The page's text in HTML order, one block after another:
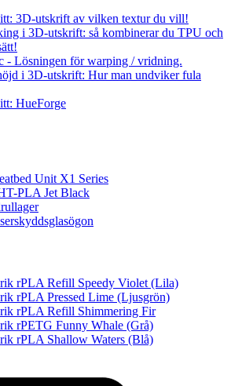
3D-utskrift av vilken textur du vill!
i 3D-utskrift: så kombinerar du TPU och
- Lösningen för warping / vridning.
i 3D-utskrift: Hur man undviker fula
HueForge
Unit X1 Series
PLA Jet Black
rPLA Refill Speedy Violet (Lila)
rPLA Pressed Lime (Ljusgrön)
rPLA Refill Shimmering Fir
rPETG Funny Whale (Grå)
rPLA Shallow Waters (Blå)